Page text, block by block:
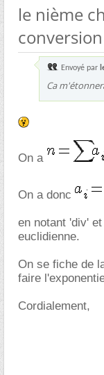
le nième
conversion
Envoyé par
Ca
On a
On a donc
en notant 'div'
euclidienne.
On se fiche de
faire
Cordialement,